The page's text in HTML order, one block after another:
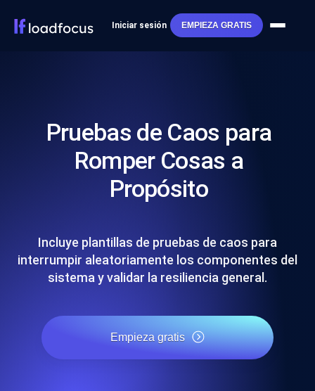
Iniciar sesión EMPIEZA GRATIS
Pruebas de Caos para
Romper Cosas a
Propósito
Incluye plantillas de pruebas de caos para
interrumpir aleatoriamente los componentes del
sistema y validar la resiliencia general.
Empieza gratis